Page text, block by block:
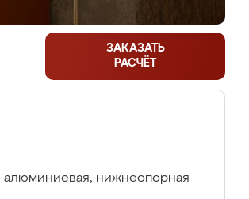
ЗАКАЗАТЬ
РАСЧЁТ
алюминиевая, нижнеопорная